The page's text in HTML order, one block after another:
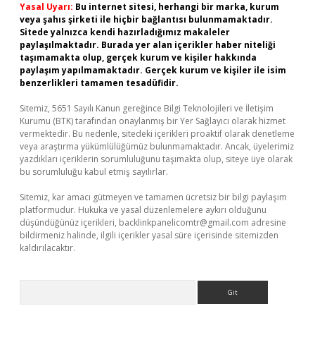
Yasal Uyarı: Bu internet sitesi, herhangi bir marka, kurum
veya şahıs şirketi ile hiçbir bağlantısı bulunmamaktadır.
Sitede yalnızca kendi hazırladığımız makaleler
paylaşılmaktadır. Burada yer alan içerikler haber niteliği
taşımamakta olup, gerçek kurum ve kişiler hakkında
paylaşım yapılmamaktadır. Gerçek kurum ve kişiler ile isim
benzerlikleri tamamen tesadüfidir.
Sitemiz, 5651 Sayılı Kanun gereğince Bilgi Teknolojileri ve İletişim
Kurumu (BTK) tarafından onaylanmış bir Yer Sağlayıcı olarak hizmet
vermektedir. Bu nedenle, sitedeki içerikleri proaktif olarak denetleme
veya araştırma yükümlülüğümüz bulunmamaktadır. Ancak, üyelerimiz
yazdıkları içeriklerin sorumluluğunu taşımakta olup, siteye üye olarak
bu sorumluluğu kabul etmiş sayılırlar.
Sitemiz, kar amacı gütmeyen ve tamamen ücretsiz bir bilgi paylaşım
platformudur. Hukuka ve yasal düzenlemelere aykırı olduğunu
düşündüğünüz içerikleri, backlinkpanelicomtr@gmail.com adresine
bildirmeniz halinde, ilgili içerikler yasal süre içerisinde sitemizden
kaldırılacaktır.